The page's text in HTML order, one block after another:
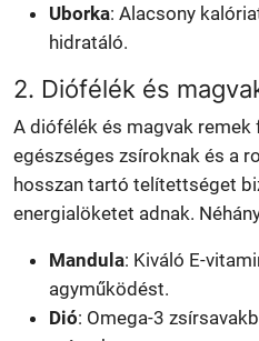
Uborka: Alacsony
hidratáló.
2. Diófélék és
A diófélék és magvak remek
egészséges zsíroknak és a
hosszan tartó telítettséget
energialöketet adnak.
Mandula: Kiváló E-
agyműködést.
Dió: Omega-3